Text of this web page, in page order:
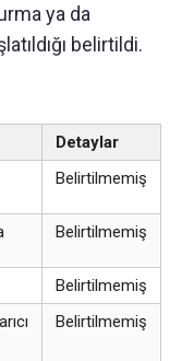
ya da
belirtildi.
Detaylar
Belirtilmemiş
Belirtilmemiş
Belirtilmemiş
Belirtilmemiş